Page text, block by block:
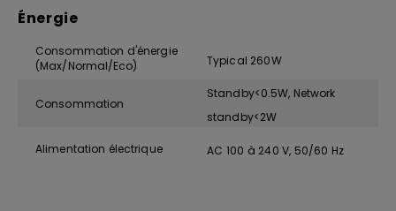
Énergie
Consommation d'énergie
(Max/Normal/Eco)
Typical 260W
Consommation
Standby<0.5W, Network
standby<2W
Alimentation électrique AC 100 à 240 V, 50/60 Hz